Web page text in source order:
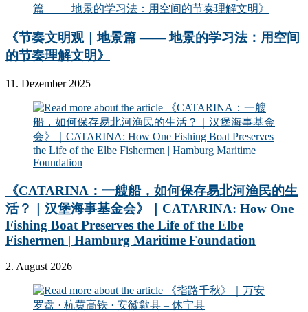
《节奏文明观｜地景篇 —— 地景的学习法：用空间
的节奏理解文明》
11. Dezember 2025
《CATARINA：一艘船，如何保存易北河渔民的生
活？｜汉堡海事基金会》｜CATARINA: How One
Fishing Boat Preserves the Life of the Elbe
Fishermen | Hamburg Maritime Foundation
2. August 2026